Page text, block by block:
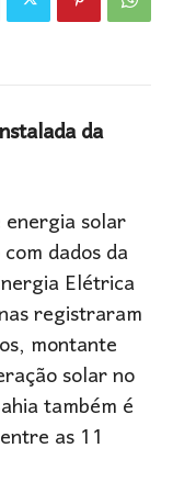
da
solar
dados da
Elétrica
registraram
montante
solar no
também é
as 11